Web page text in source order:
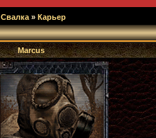
Свалка » Карьер
Marcus